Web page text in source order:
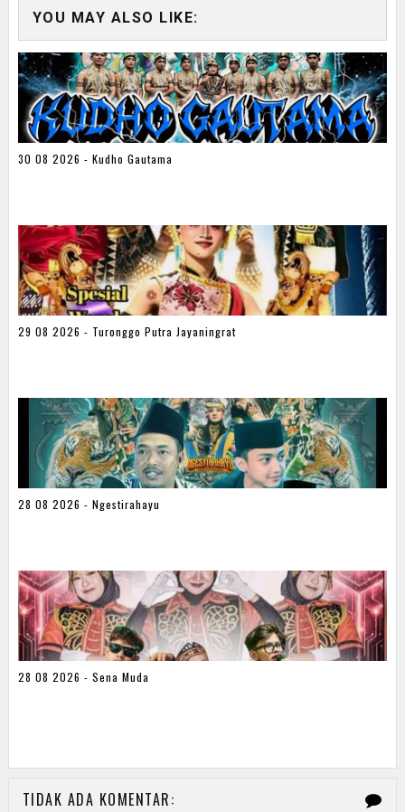
YOU MAY ALSO LIKE:
30 08 2026 - Kudho Gautama
29 08 2026 - Turonggo Putra Jayaningrat
28 08 2026 - Ngestirahayu
28 08 2026 - Sena Muda
TIDAK ADA KOMENTAR: